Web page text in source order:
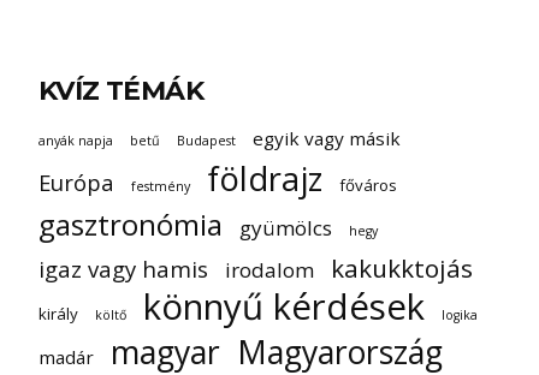
KVÍZ TÉMÁK
anyák napja betű Budapest egyik vagy másik
Európa festmény földrajz főváros
gasztronómia gyümölcs hegy
igaz vagy hamis irodalom kakukktojás
király költő könnyű kérdések logika
madár magyar Magyarország